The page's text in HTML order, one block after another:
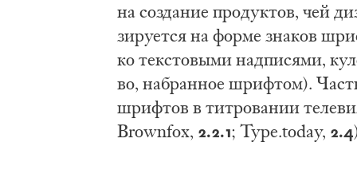
на со­зда­ние про­дук­тов, чей
зи­ру­ет­ся на фор­ме зна­ков
ко тек­сто­вы­ми над­пи­ся­ми,
во, на­бран­ное шриф­том).
шриф­тов в тит­ро­ва­нии
Brownfox, 2.2.1; Type.today, 2.4